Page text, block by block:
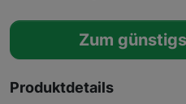
Zum
Produktdetails